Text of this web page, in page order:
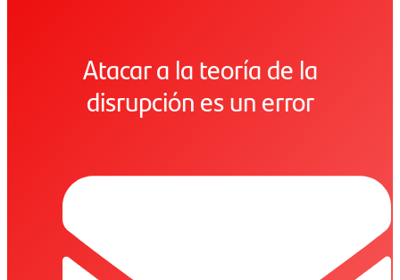
Atacar a la teoría de la
disrupción es un error